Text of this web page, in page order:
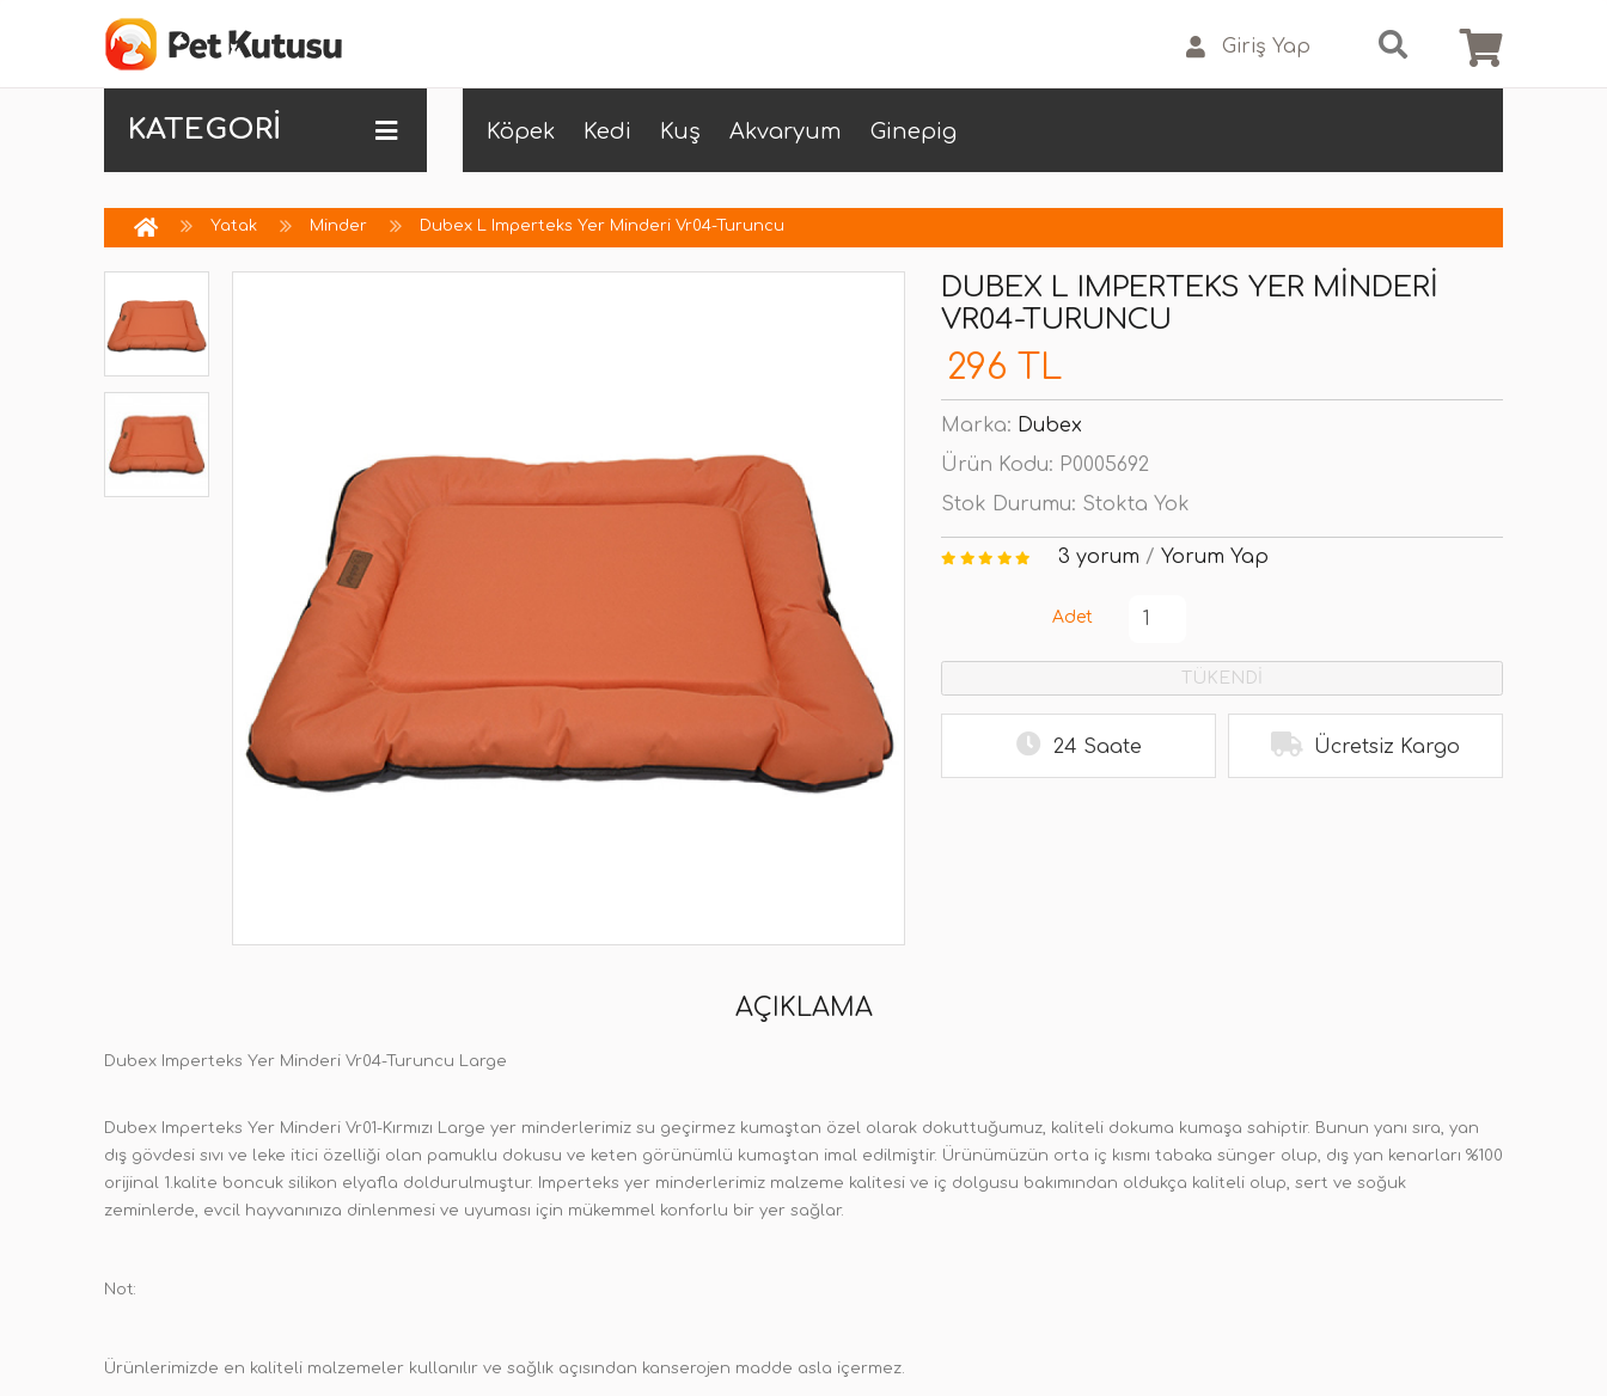
Giriş Yap
KATEGORİ Köpek Kedi Kuş Akvaryum Ginepig
Yatak Minder Dubex L Imperteks Yer Minderi Vr04-Turuncu
DUBEX L IMPERTEKS YER MINDERI
VR04-TURUNCU
296 TL
Marka: Dubex
Ürün Kodu: P0005692
Stok Durumu: Stokta Yok
3 yorum / Yorum Yap
Adet
TÜKENDİ
24 Saate Ücretsiz Kargo
AÇIKLAMA
Dubex Imperteks Yer Minderi Vr04-Turuncu Large
Dubex Imperteks Yer Minderi Vr01-Kırmızı Large yer minderlerimiz su geçirmez kumaştan özel olarak dokuttuğumuz, kaliteli dokuma kumaşa sahiptir. Bunun yanı sıra, yan
dış gövdesi sıvı ve leke itici özelliği olan pamuklu dokusu ve keten görünümlü kumaştan imal edilmiştir. Ürünümüzün orta iç kısmı tabaka sünger olup, dış yan kenarları %100
orijinal 1.kalite boncuk silikon elyafla doldurulmuştur. Imperteks yer minderlerimiz malzeme kalitesi ve iç dolgusu bakımından oldukça kaliteli olup, sert ve soğuk
zeminlerde, evcil hayvanınıza dinlenmesi ve uyuması için mükemmel konforlu bir yer sağlar.
Not:
Ürünlerimizde en kaliteli malzemeler kullanılır ve sağlık açısından kanserojen madde asla içermez.